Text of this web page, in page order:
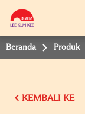
Beranda Produk
KEMBALI KE